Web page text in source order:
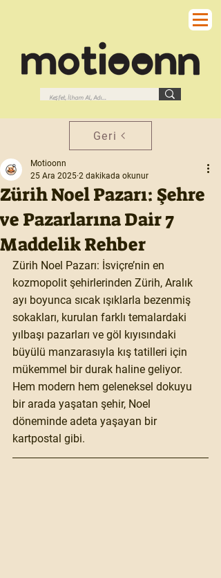
Geri
Zürih Noel Pazarı: Şehre
ve Pazarlarına Dair 7
Maddelik Rehber
Motioonn
25 Ara 2025 2 dakikada okunur
Zürih Noel Pazarı: İsviçre’nin en
kozmopolit şehirlerinden Zürih, Aralık
ayı boyunca sıcak ışıklarla bezenmiş
sokakları, kurulan farklı temalardaki
yılbaşı pazarları ve göl kıyısındaki
büyülü manzarasıyla kış tatilleri için
mükemmel bir durak haline geliyor.
Hem modern hem geleneksel dokuyu
bir arada yaşatan şehir, Noel
döneminde adeta yaşayan bir
kartpostal gibi.